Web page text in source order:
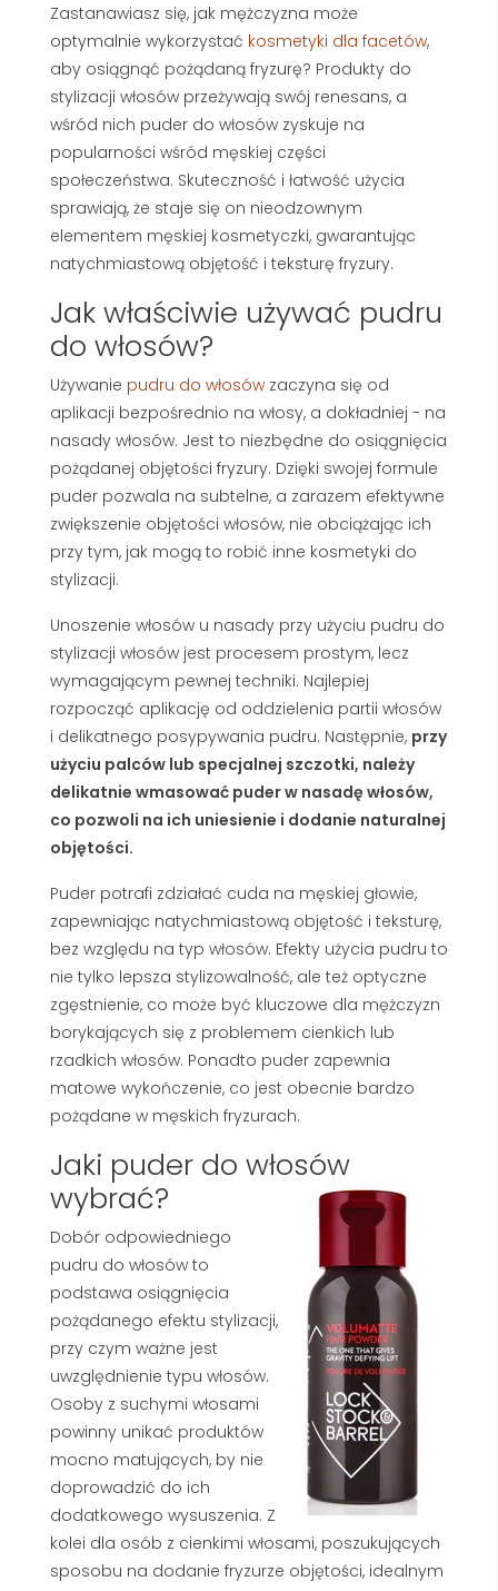
pudru – jak układać włosy?
6. Przeczytaj także:
Zastanawiasz się, jak mężczyzna może
optymalnie wykorzystać kosmetyki dla facetów,
aby osiągnąć pożądaną fryzurę? Produkty do
stylizacji włosów przeżywają swój renesans, a
wśród nich puder do włosów zyskuje na
popularności wśród męskiej części
społeczeństwa. Skuteczność i łatwość użycia
sprawiają, że staje się on nieodzownym
elementem męskiej kosmetyczki, gwarantując
natychmiastową objętość i teksturę fryzury.
Jak właściwie używać pudru
do włosów?
Używanie pudru do włosów zaczyna się od
aplikacji bezpośrednio na włosy, a dokładniej - na
nasady włosów. Jest to niezbędne do osiągnięcia
pożądanej objętości fryzury. Dzięki swojej formule
puder pozwala na subtelne, a zarazem efektywne
zwiększenie objętości włosów, nie obciążając ich
przy tym, jak mogą to robić inne kosmetyki do
stylizacji.
Unoszenie włosów u nasady przy użyciu pudru do
stylizacji włosów jest procesem prostym, lecz
wymagającym pewnej techniki. Najlepiej
rozpocząć aplikację od oddzielenia partii włosów
i delikatnego posypywania pudru. Następnie, przy
użyciu palców lub specjalnej szczotki, należy
delikatnie wmasować puder w nasadę włosów,
co pozwoli na ich uniesienie i dodanie naturalnej
objętości.
Puder potrafi zdziałać cuda na męskiej głowie,
zapewniając natychmiastową objętość i teksturę,
bez względu na typ włosów. Efekty użycia pudru to
nie tylko lepsza stylizowalność, ale też optyczne
zgęstnienie, co może być kluczowe dla mężczyzn
borykających się z problemem cienkich lub
rzadkich włosów. Ponadto puder zapewnia
matowe wykończenie, co jest obecnie bardzo
pożądane w męskich fryzurach.
Jaki puder do włosów
wybrać?
Dobór odpowiedniego
pudru do włosów to
podstawa osiągnięcia
pożądanego efektu stylizacji,
przy czym ważne jest
uwzględnienie typu włosów.
Osoby z suchymi włosami
powinny unikać produktów
mocno matujących, by nie
doprowadzić do ich
dodatkowego wysuszenia. Z
kolei dla osób z cienkimi włosami, poszukujących
sposobu na dodanie fryzurze objętości, idealnym